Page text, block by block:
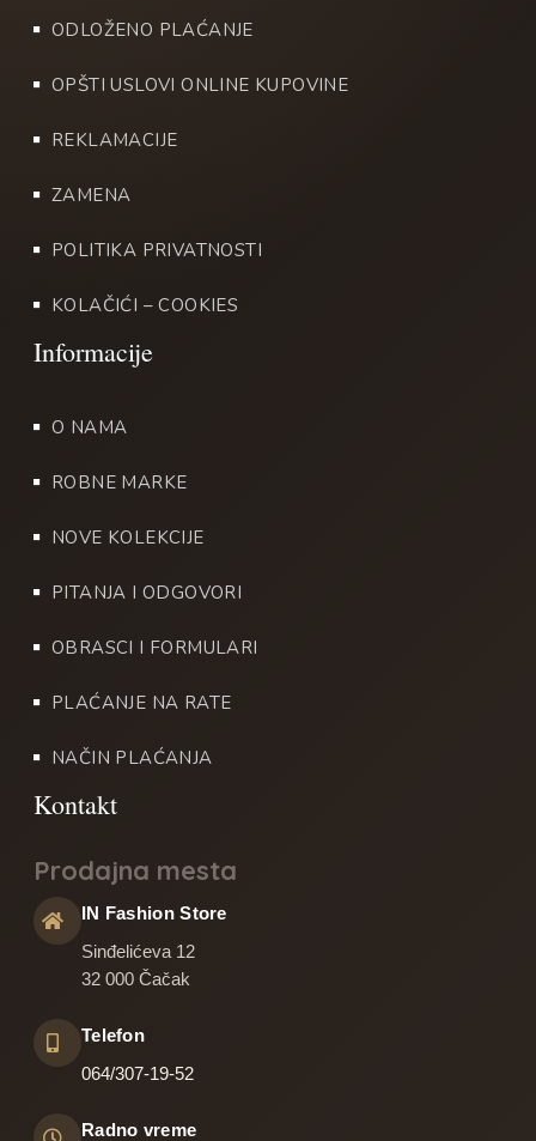
ODLOŽENO PLAĆANJE
OPŠTI USLOVI ONLINE KUPOVINE
REKLAMACIJE
ZAMENA
POLITIKA PRIVATNOSTI
KOLAČIĆI – COOKIES
O NAMA
ROBNE MARKE
NOVE KOLEKCIJE
PITANJA I ODGOVORI
OBRASCI I FORMULARI
PLAĆANJE NA RATE
NAČIN PLAĆANJA
Prodajna mesta
IN Fashion Store
Sinđelićeva 12
32 000 Čačak
Telefon
064/307-19-52
Radno vreme